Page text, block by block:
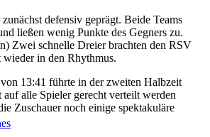
defensiv geprägt. Beide Teams
ließen wenig Punkte des Gegners zu.
Zwei schnelle Dreier brachten den RSV
in den Rhythmus.
13:41 führte in der zweiten Halbzeit
auf alle Spieler gerecht verteilt werden
Zuschauer noch einige spektakuläre